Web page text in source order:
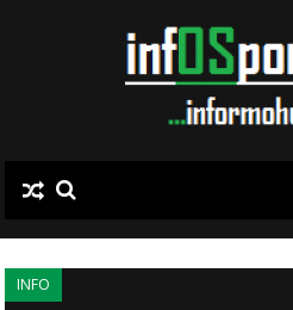
INFO